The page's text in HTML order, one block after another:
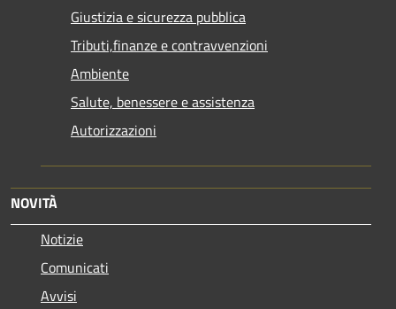
Giustizia e sicurezza pubblica
Tributi,finanze e contravvenzioni
Ambiente
Salute, benessere e assistenza
Autorizzazioni
NOVITÀ
Notizie
Comunicati
Avvisi